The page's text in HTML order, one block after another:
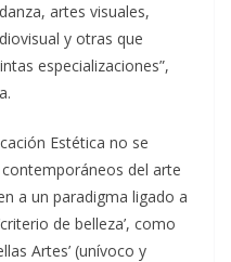
artes visuales,
y otras que
especializaciones”,
Estética no se
del arte
a un paradigma ligado a
de belleza’, como
Artes’ (unívoco y